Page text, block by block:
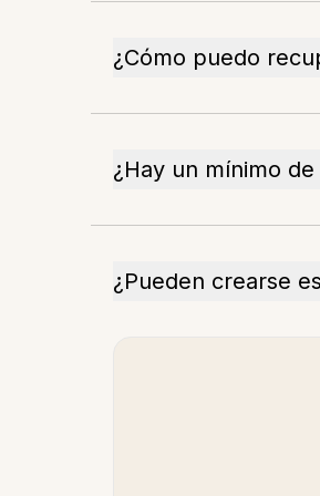
¿Cómo puedo
¿Hay un mínimo
¿Pueden crearse